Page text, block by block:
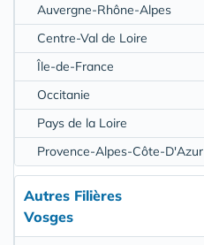
Auvergne-Rhône-Alpes
Centre-Val de Loire
Île-de-France
Occitanie
Pays de la Loire
Provence-Alpes-Côte-D'Azur
Autres Filières
Vosges